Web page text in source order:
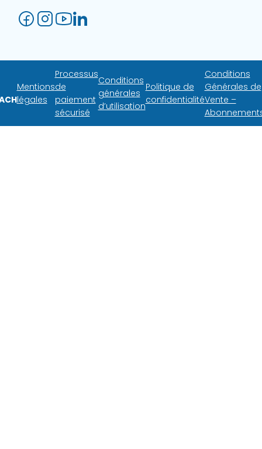
Mentions
légales
Processus
de
paiement
sécurisé
Conditions
générales
d’utilisation
Politique de
confidentialité
Conditions
Générales de
Vente –